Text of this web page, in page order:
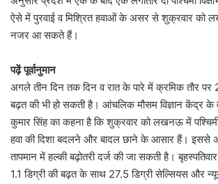
ऐसे में पुरवाई व मिश्रित हवाओं के असर से शुक्रवार
नजर आ सकते हैं।
पढ़ें पूर्वानुमान
अगले तीन दिन तक दिन व रात के पारे में क्रमिक ताैर पर
बढ़त की भी हो सकती है। आंचलिक मौसम विज्ञान केंद्र के
कुमार सिंह का कहना है कि शुक्रवार को लखनऊ में पश्चिमी
हवा की दिशा बदलने और बादल छाने के आसार हैं।
तापमान में हल्की बढ़ोतरी दर्ज की जा सकती है।
1.1 डिग्री की बढ़त के साथ 27.5 डिग्री सेल्सियस और